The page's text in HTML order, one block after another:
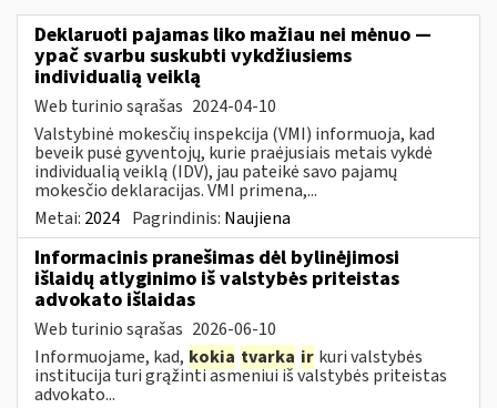
Deklaruoti pajamas liko mažiau nei mėnuo —
ypač svarbu suskubti vykdžiusiems
individualią veiklą
Web turinio sąrašas 2024-04-10
Valstybinė mokesčių inspekcija (VMI) informuoja, kad
beveik pusė gyventojų, kurie praėjusiais metais vykdė
individualią veiklą (IDV), jau pateikė savo pajamų
mokesčio deklaracijas. VMI primena,...
Metai: 2024 Pagrindinis: Naujiena
Informacinis pranešimas dėl bylinėjimosi
išlaidų atlyginimo iš valstybės priteistas
advokato išlaidas
Web turinio sąrašas 2026-06-10
Informuojame, kad, kokia tvarka ir kuri valstybės
institucija turi grąžinti asmeniui iš valstybės priteistas
advokato...